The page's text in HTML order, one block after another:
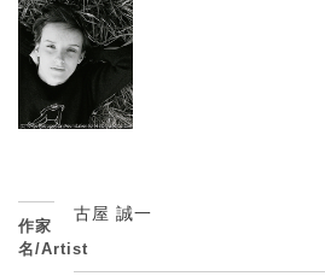
作家
名/Artist
古屋 誠一